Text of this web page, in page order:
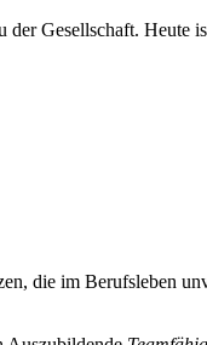
Gesellschaft. Heute
die im Berufsleben